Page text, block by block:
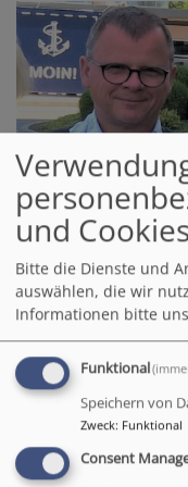
Bildrechte Dekanat
und Kommune mit
Empfang im
Dekanin Berthild
dem Dekanat,
Wandtke war auch
der
und Cookies
Bitte die Dienste und
auswählen, die wir
Informationen bitte
Funktional
Speichern von
Zweck: Funktional
Consent